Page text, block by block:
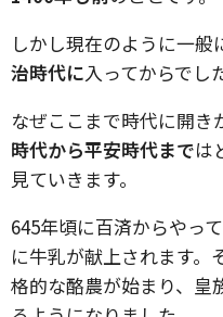
しかし現在のように一
治時代に入ってからでし
なぜここまで時代に開き
時代から平安時代までは
見ていきます。
645年頃に百済からやっ
に牛乳が献上されます。
格的な酪農が始まり、皇